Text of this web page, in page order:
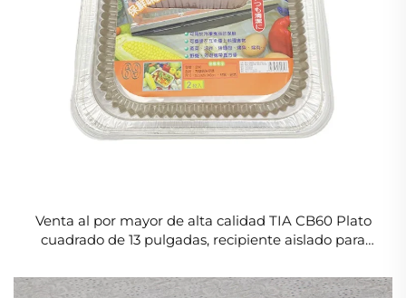
Venta al por mayor de alta calidad TIA CB60 Plato
cuadrado de 13 pulgadas, recipiente aislado para
aluminio, poco profundos